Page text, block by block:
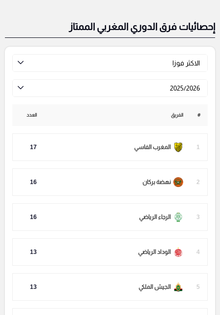
إحصائيات فرق الدوري المغربي الممتاز
الاكثر فوزا
2025/2026
# الفريق العدد
1 المغرب الفاسي 17
2 نهضة بركان 16
3 الرجاء الرياضي 16
4 الوداد الرياضي 13
5 الجيش الملكي 13